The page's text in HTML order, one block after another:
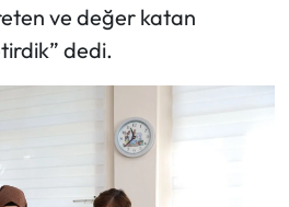
ve değer katan
dedi.